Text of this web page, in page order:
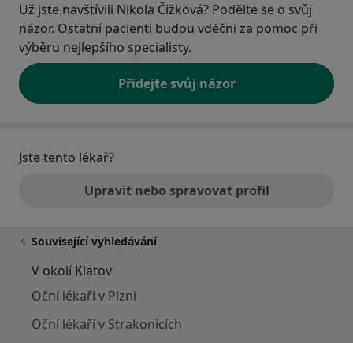
Už jste navštívili Nikola Čižková? Podělte se o svůj
názor. Ostatní pacienti budou vděční za pomoc při
výběru nejlepšího specialisty.
Přidejte svůj názor
Jste tento lékař?
Upravit nebo spravovat profil
Související vyhledávání
V okolí Klatov
Oční lékaři v Plzni
Oční lékaři v Strakonicích